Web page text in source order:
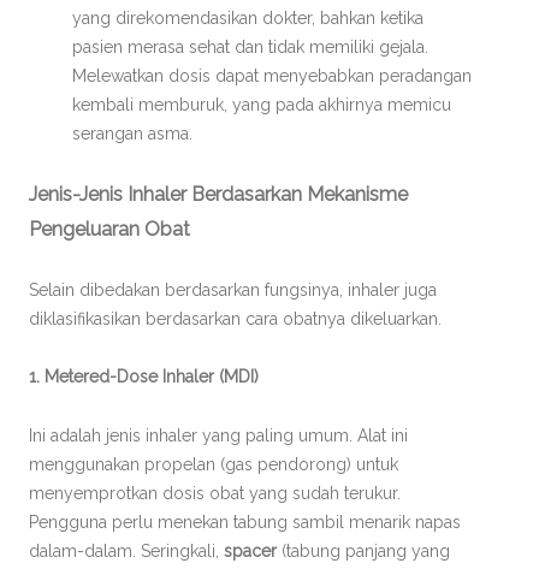
yang direkomendasikan dokter, bahkan ketika
pasien merasa sehat dan tidak memiliki gejala.
Melewatkan dosis dapat menyebabkan peradangan
kembali memburuk, yang pada akhirnya memicu
serangan asma.
Jenis-Jenis Inhaler Berdasarkan Mekanisme
Pengeluaran Obat
Selain dibedakan berdasarkan fungsinya, inhaler juga
diklasifikasikan berdasarkan cara obatnya dikeluarkan.
1. Metered-Dose Inhaler (MDI)
Ini adalah jenis inhaler yang paling umum. Alat ini
menggunakan propelan (gas pendorong) untuk
menyemprotkan dosis obat yang sudah terukur.
Pengguna perlu menekan tabung sambil menarik napas
dalam-dalam. Seringkali, spacer(tabung panjang yang